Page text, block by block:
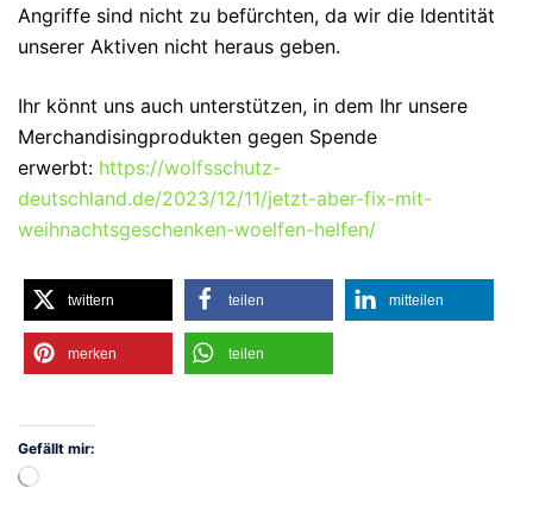
Angriffe sind nicht zu befürchten, da wir die Identität
unserer Aktiven nicht heraus geben.
Ihr könnt uns auch unterstützen, in dem Ihr unsere
Merchandisingprodukten gegen Spende
erwerbt: https://wolfsschutz-
deutschland.de/2023/12/11/jetzt-aber-fix-mit-
weihnachtsgeschenken-woelfen-helfen/
twittern teilen mitteilen
merken teilen
Gefällt mir:
Wird